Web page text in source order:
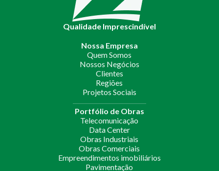
Qualidade Imprescindível
Nossa Empresa
Quem Somos
Nossos Negócios
Clientes
Regiões
Projetos Sociais
Portfólio de Obras
Telecomunicação
Data Center
Obras Industriais
Obras Comerciais
Empreendimentos imobiliários
Pavimentação